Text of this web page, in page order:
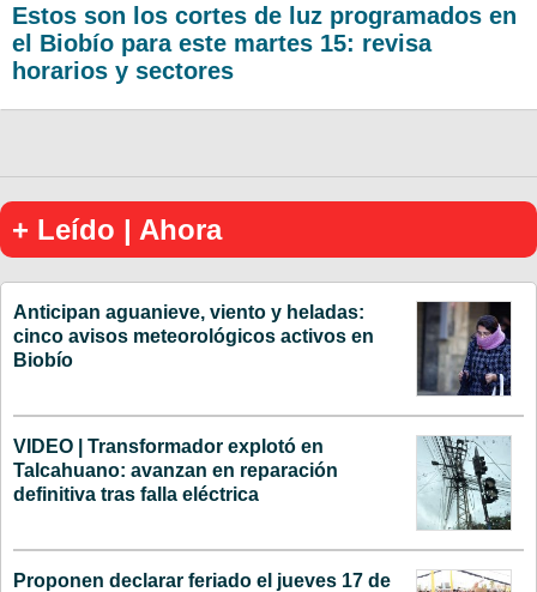
Estos son los cortes de luz programados en
el Biobío para este martes 15: revisa
horarios y sectores
+ Leído | Ahora
Anticipan aguanieve, viento y heladas:
cinco avisos meteorológicos activos en
Biobío
VIDEO | Transformador explotó en
Talcahuano: avanzan en reparación
definitiva tras falla eléctrica
Proponen declarar feriado el jueves 17 de